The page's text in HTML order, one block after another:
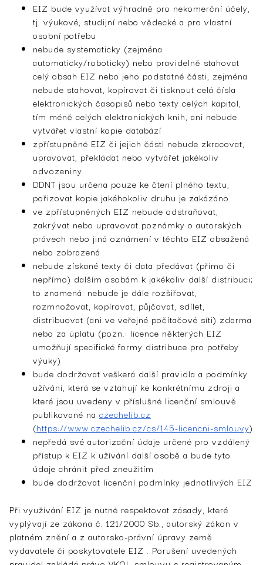
EIZ bude využívat výhradně pro nekomerční účely,
tj. výukové, studijní nebo vědecké a pro vlastní
osobní potřebu
nebude systematicky (zejména
automaticky/roboticky) nebo pravidelně stahovat
celý obsah EIZ nebo jeho podstatné části, zejména
nebude stahovat, kopírovat či tisknout celá čísla
elektronických časopisů nebo texty celých kapitol,
tím méně celých elektronických knih, ani nebude
vytvářet vlastní kopie databází
zpřístupněné EIZ či jejich části nebude zkracovat,
upravovat, překládat nebo vytvářet jakékoliv
odvozeniny
DDNT jsou určena pouze ke čtení plného textu,
pořizovat kopie jakéhokoliv druhu je zakázáno
ve zpřístupněných EIZ nebude odstraňovat,
zakrývat nebo upravovat poznámky o autorských
právech nebo jiná oznámení v těchto EIZ obsažená
nebo zobrazená
nebude získané texty či data předávat (přímo či
nepřímo) dalším osobám k jakékoliv další distribuci;
to znamená: nebude je dále rozšiřovat,
rozmnožovat, kopírovat, půjčovat, sdílet,
distribuovat (ani ve veřejné počítačové síti) zdarma
nebo za úplatu (pozn.: licence některých EIZ
umožňují specifické formy distribuce pro potřeby
výuky)
bude dodržovat veškerá další pravidla a podmínky
užívání, která se vztahují ke konkrétnímu zdroji a
které jsou uvedeny v příslušné licenční smlouvě
publikované na czechelib.cz
(https://www.czechelib.cz/cs/145-licencni-smlouvy)
nepředá své autorizační údaje určené pro vzdálený
přístup k EIZ k užívání další osobě a bude tyto
údaje chránit před zneužitím
bude dodržovat licenční podmínky jednotlivých EIZ
Při využívání EIZ je nutné respektovat zásady, které
vyplývají ze zákona č. 121/2000 Sb., autorský zákon v
platném znění a z autorsko-právní úpravy země
vydavatele či poskytovatele EIZ . Porušení uvedených